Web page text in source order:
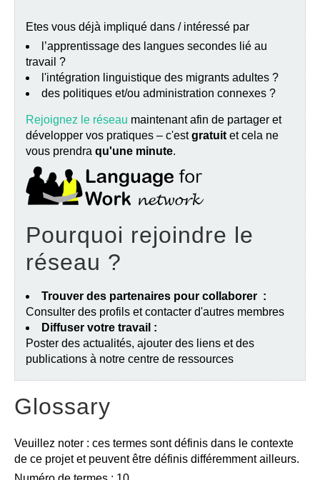
Etes vous déjà impliqué dans / intéressé par
l’apprentissage des langues secondes lié au
travail ?
l'intégration linguistique des migrants adultes ?
des politiques et/ou administration connexes ?
Rejoignez le réseau maintenant afin de partager et
développer vos pratiques – c'estgratuit et cela ne
vous prendra qu'une minute.
Pourquoi rejoindre le
réseau ?
Trouver des partenaires pour collaborer :
Consulter des profils et contacter d'autres membres
Diffuser votre travail :
Poster des actualités, ajouter des liens et des
publications à notre centre de ressources
Glossary
Veuillez noter : ces termes sont définis dans le contexte
de ce projet et peuvent être définis différemment ailleurs.